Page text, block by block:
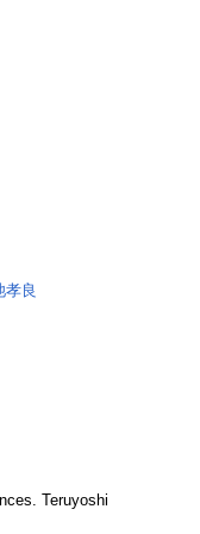
孝良
Teruyoshi